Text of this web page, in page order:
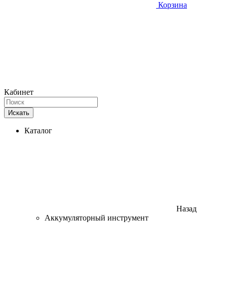
Корзина
Кабинет
Искать
Каталог
Назад
Аккумуляторный инструмент